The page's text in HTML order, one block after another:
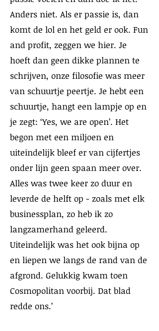
Anders niet. Als er passie is, dan
komt de lol en het geld er ook. Fun
and profit, zeggen we hier. Je
hoeft dan geen dikke plannen te
schrijven, onze filosofie was meer
van schuurtje peertje. Je hebt een
schuurtje, hangt een lampje op en
je zegt: ‘Yes, we are open’. Het
begon met een miljoen en
uiteindelijk bleef er van cijfertjes
onder lijn geen spaan meer over.
Alles was twee keer zo duur en
leverde de helft op - zoals met elk
businessplan, zo heb ik zo
langzamerhand geleerd.
Uiteindelijk was het ook bijna op
en liepen we langs de rand van de
afgrond. Gelukkig kwam toen
Cosmopolitan voorbij. Dat blad
redde ons.’